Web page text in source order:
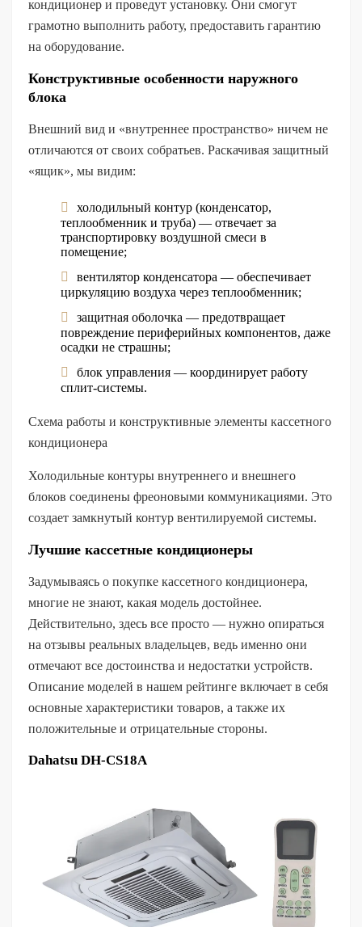
кондиционер и проведут установку. Они смогут
грамотно выполнить работу, предоставить гарантию
на оборудование.
Конструктивные особенности наружного
блока
Внешний вид и «внутреннее пространство» ничем не
отличаются от своих собратьев. Раскачивая защитный
«ящик», мы видим:
холодильный контур (конденсатор,
теплообменник и труба) — отвечает за
транспортировку воздушной смеси в
помещение;
вентилятор конденсатора — обеспечивает
циркуляцию воздуха через теплообменник;
защитная оболочка — предотвращает
повреждение периферийных компонентов, даже
осадки не страшны;
блок управления — координирует работу
сплит-системы.
Схема работы и конструктивные элементы кассетного
кондиционера
Холодильные контуры внутреннего и внешнего
блоков соединены фреоновыми коммуникациями. Это
создает замкнутый контур вентилируемой системы.
Лучшие кассетные кондиционеры
Задумываясь о покупке кассетного кондиционера,
многие не знают, какая модель достойнее.
Действительно, здесь все просто — нужно опираться
на отзывы реальных владельцев, ведь именно они
отмечают все достоинства и недостатки устройств.
Описание моделей в нашем рейтинге включает в себя
основные характеристики товаров, а также их
положительные и отрицательные стороны.
Dahatsu DH-CS18A